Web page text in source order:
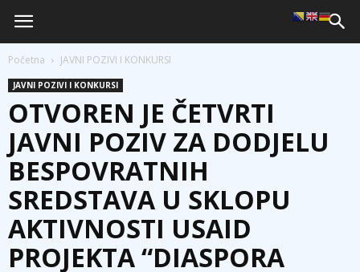
Početna JAVNI POZIVI I KONKURSI
JAVNI POZIVI I KONKURSI
OTVOREN JE ČETVRTI
JAVNI POZIV ZA DODJELU
BESPOVRATNIH
SREDSTAVA U SKLOPU
AKTIVNOSTI USAID
PROJEKTA “DIASPORA